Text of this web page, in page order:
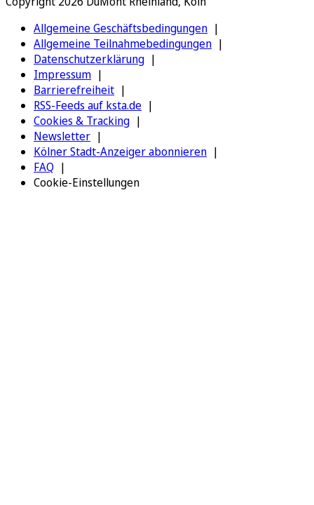
Allgemeine Geschäftsbedingungen
Allgemeine Teilnahmebedingungen
Datenschutzerklärung
Impressum
Barrierefreiheit
RSS-Feeds auf ksta.de
Cookies & Tracking
Newsletter
Kölner Stadt-Anzeiger abonnieren
FAQ
Cookie-Einstellungen